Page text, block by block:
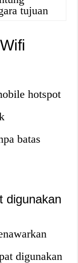
tujuan
hotspot
batas
digunakan
digunakan